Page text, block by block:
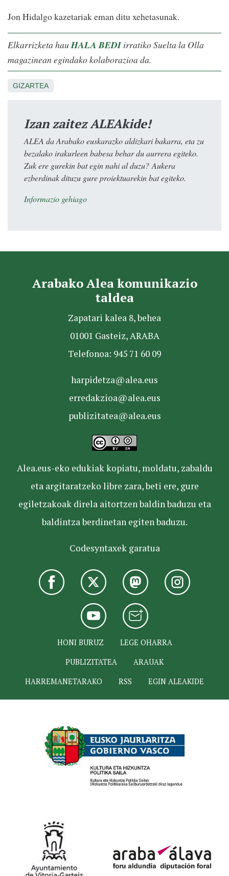
Jon Hidalgo kazetariak eman ditu xehetasunak.
Elkarrizketa hau HALA BEDI irratiko Suelta la Olla
magazinean egindako kolaborazioa da.
GIZARTEA
Izan zaitez ALEAkide!
ALEA da Arabako euskarazko aldizkari bakarra, eta zu
bezalako irakurleen babesa behar du aurrera egiteko.
Zuk ere gurekin bat egin nahi al duzu? Aukera
ezberdinak dituzu gure proiektuarekin bat egiteko.
Informazio gehiago
Arabako Alea komunikazio
taldea
Zapatari kalea 8, behea
01001 Gasteiz, ARABA
Telefonoa: 945 71 60 09
harpidetza@alea.eus
erredakzioa@alea.eus
publizitatea@alea.eus
Alea.eus-eko edukiak kopiatu, moldatu, zabaldu
eta argitaratzeko libre zara, beti ere, gure
egiletzakoak direla aitortzen baldin baduzu eta
baldintza berdinetan egiten baduzu.
Codesyntaxek garatua
HONI BURUZ
LEGE OHARRA
PUBLIZITATEA
ARAUAK
HARREMANETARAKO
RSS EGIN ALEAKIDE